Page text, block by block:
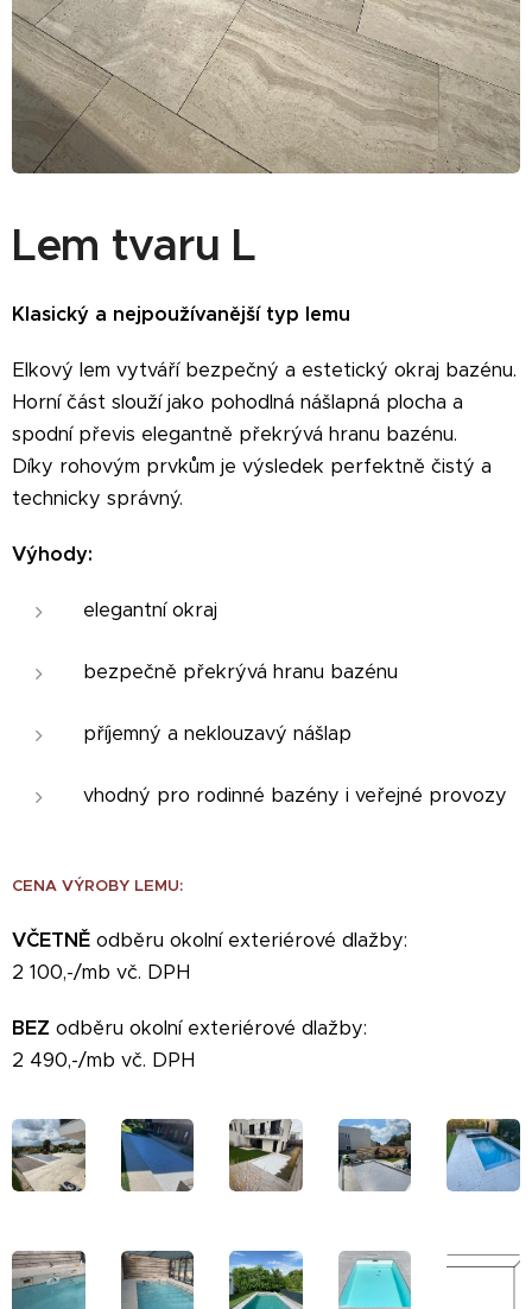
Lem tvaru L
Klasický a nejpoužívanější typ lemu
Elkový lem vytváří bezpečný a estetický okraj bazénu.
Horní část slouží jako pohodlná nášlapná plocha a
spodní převis elegantně překrývá hranu bazénu.
Díky rohovým prvkům je výsledek perfektně čistý a
technicky správný.
Výhody:
elegantní okraj
bezpečně překrývá hranu bazénu
příjemný a neklouzavý nášlap
vhodný pro rodinné bazény i veřejné provozy
CENA VÝROBY LEMU:
VČETNĚ odběru okolní exteriérové dlažby:
2 100,-/mb vč. DPH
BEZ odběru okolní exteriérové dlažby:
2 490,-/mb vč. DPH